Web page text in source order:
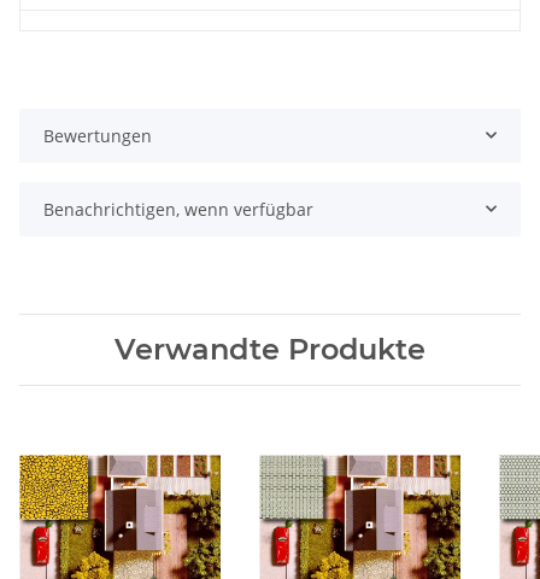
Bewertungen
Benachrichtigen, wenn verfügbar
Verwandte Produkte